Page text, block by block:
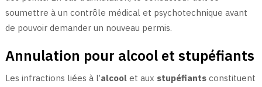
soumettre à un contrôle médical et psychotechnique avant
de pouvoir demander un nouveau permis.
Annulation pour alcool et stupéfiants
Les infractions liées à l’alcoolet aux stupéfiantsconstituent